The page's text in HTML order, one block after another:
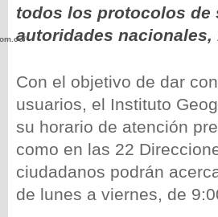
todos los protocolos de
autoridades
Con el objetivo de dar
usuarios, el Instituto
su horario de atención
como en las 22
ciudadanos podrán
de lunes a viernes, de
wp-